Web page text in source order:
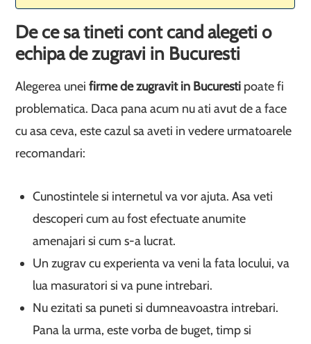
De ce sa tineti cont cand alegeti o
echipa de zugravi in Bucuresti
Alegerea unei firme de zugravit in Bucuresti poate fi
problematica. Daca pana acum nu ati avut de a face
cu asa ceva, este cazul sa aveti in vedere urmatoarele
recomandari:
Cunostintele si internetul va vor ajuta. Asa veti
descoperi cum au fost efectuate anumite
amenajari si cum s-a lucrat.
Un zugrav cu experienta va veni la fata locului, va
lua masuratori si va pune intrebari.
Nu ezitati sa puneti si dumneavoastra intrebari.
Pana la urma, este vorba de buget, timp si